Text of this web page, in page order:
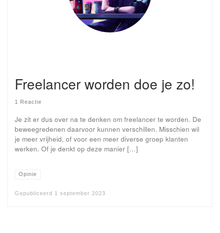
Freelancer worden doe je zo!
1 Reactie
Je zit er dus over na te denken om freelancer te worden. De
beweegredenen daarvoor kunnen verschillen. Misschien wil
je meer vrijheid, of voor een meer diverse groep klanten
werken. Of je denkt op deze manier […]
Opinie
Gepubliceerd 1 september 2023